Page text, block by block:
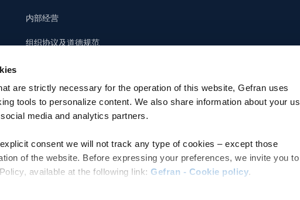
are strictly necessary for the operation of this website, Gefran uses
tools to personalize content. We also share information about your
media and analytics partners.
consent we will not track any type of cookies – except those
of the website. Before expressing your preferences, we invite you to
available at the following link:Gefran - Cookie policy.
内部经营
组织协议及道德规范
MZO2A0U